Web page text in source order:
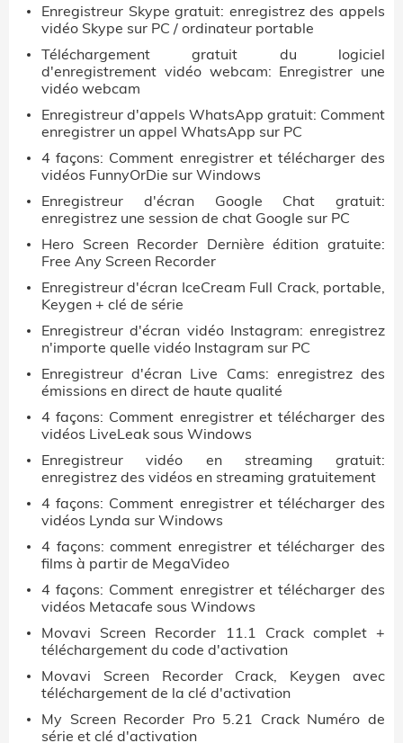
Enregistreur Skype gratuit: enregistrez des appels
vidéo Skype sur PC / ordinateur portable
Téléchargement gratuit du logiciel
d'enregistrement vidéo webcam: Enregistrer une
vidéo webcam
Enregistreur d'appels WhatsApp gratuit: Comment
enregistrer un appel WhatsApp sur PC
4 façons: Comment enregistrer et télécharger des
vidéos FunnyOrDie sur Windows
Enregistreur d'écran Google Chat gratuit:
enregistrez une session de chat Google sur PC
Hero Screen Recorder Dernière édition gratuite:
Free Any Screen Recorder
Enregistreur d'écran IceCream Full Crack, portable,
Keygen + clé de série
Enregistreur d'écran vidéo Instagram: enregistrez
n'importe quelle vidéo Instagram sur PC
Enregistreur d'écran Live Cams: enregistrez des
émissions en direct de haute qualité
4 façons: Comment enregistrer et télécharger des
vidéos LiveLeak sous Windows
Enregistreur vidéo en streaming gratuit:
enregistrez des vidéos en streaming gratuitement
4 façons: Comment enregistrer et télécharger des
vidéos Lynda sur Windows
4 façons: comment enregistrer et télécharger des
films à partir de MegaVideo
4 façons: Comment enregistrer et télécharger des
vidéos Metacafe sous Windows
Movavi Screen Recorder 11.1 Crack complet +
téléchargement du code d'activation
Movavi Screen Recorder Crack, Keygen avec
téléchargement de la clé d'activation
My Screen Recorder Pro 5.21 Crack Numéro de
série et clé d'activation